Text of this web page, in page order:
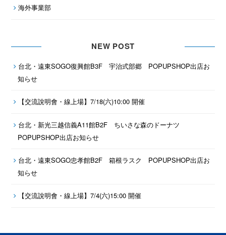
海外事業部
NEW POST
台北・遠東SOGO復興館B3F 宇治式部郷 POPUPSHOP出店お
知らせ
【交流說明會・線上場】7/18(六)10:00 開催
台北・新光三越信義A11館B2F ちいさな森のドーナツ
POPUPSHOP出店お知らせ
台北・遠東SOGO忠孝館B2F 箱根ラスク POPUPSHOP出店お
知らせ
【交流說明會・線上場】7/4(六)15:00 開催